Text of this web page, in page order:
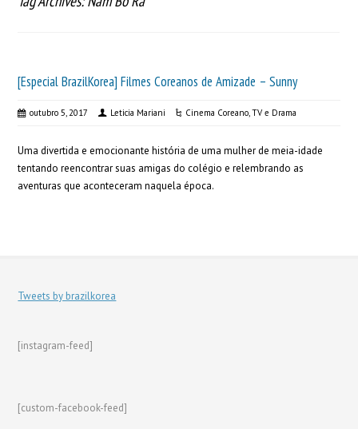
[Especial BrazilKorea] Filmes Coreanos de Amizade – Sunny
outubro 5, 2017 Leticia Mariani Cinema Coreano,TV e Drama
Uma divertida e emocionante história de uma mulher de meia-idade
tentando reencontrar suas amigas do colégio e relembrando as
aventuras que aconteceram naquela época.
Tweets by brazilkorea
[instagram-feed]
[custom-facebook-feed]